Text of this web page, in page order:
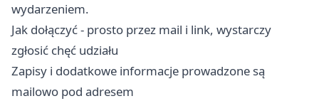
wydarzeniem.
Jak dołączyć - prosto przez mail i link, wystarczy
zgłosić chęć udziału
Zapisy i dodatkowe informacje prowadzone są
mailowo pod adresem